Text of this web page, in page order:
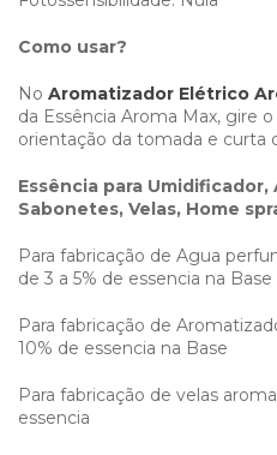
Como usar?
No Aromatizador Elétrico
da Essência Aroma Max, gire
orientação da tomada e curta
Essência para
Sabonetes, Velas, Home
Para fabricação de Agua
de 3 a 5% de essencia na Base
Para fabricação de
10% de essencia na Base
Para fabricação de velas
essencia